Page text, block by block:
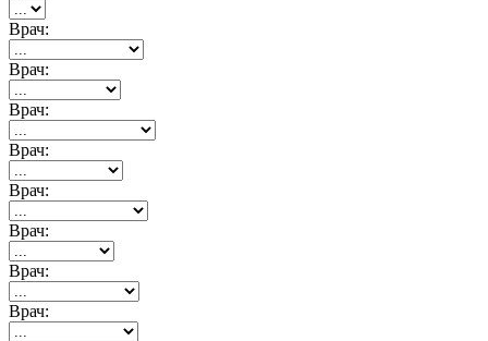
Врач:
Врач:
Врач:
Врач:
Врач:
Врач:
Врач:
Врач: